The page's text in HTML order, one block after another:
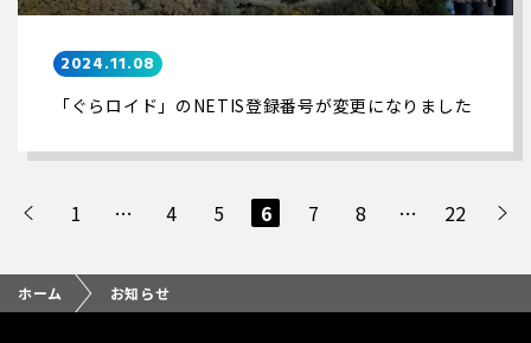
2024.11.08
「ぐらロイド」のNETIS登録番号が変更になりました
1 … 4 5 6 7 8 … 22
ホーム お知らせ